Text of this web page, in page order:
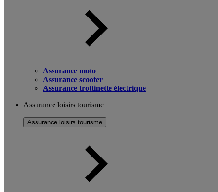
Assurance moto
Assurance scooter
Assurance trottinette électrique
Assurance loisirs tourisme
Assurance loisirs tourisme